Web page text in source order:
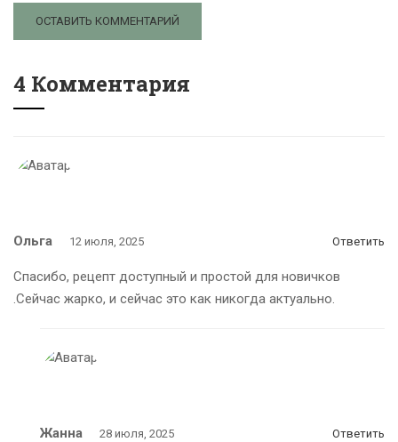
4 Комментария
Ольга 12 июля, 2025 Ответить
Спасибо, рецепт доступный и простой для новичков
.Сейчас жарко, и сейчас это как никогда актуально.
Жанна 28 июля, 2025 Ответить